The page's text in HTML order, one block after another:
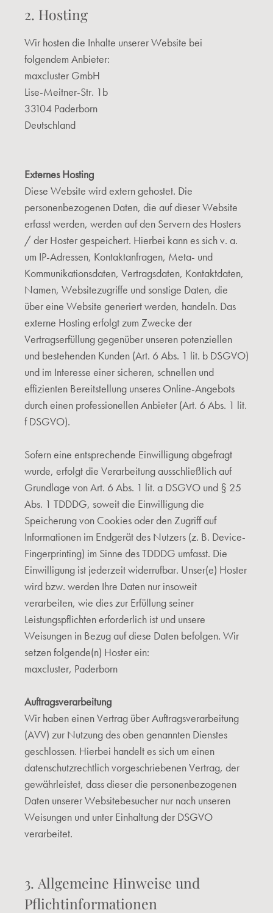
2. Hosting
Wir hosten die Inhalte unserer Website bei
folgendem Anbieter:
maxcluster GmbH
Lise-Meitner-Str. 1b
33104 Paderborn
Deutschland
Externes Hosting
Diese Website wird extern gehostet. Die
personenbezogenen Daten, die auf dieser Website
erfasst werden, werden auf den Servern des Hosters
/ der Hoster gespeichert. Hierbei kann es sich v. a.
um IP-Adressen, Kontaktanfragen, Meta- und
Kommunikationsdaten, Vertragsdaten, Kontaktdaten,
Namen, Websitezugriffe und sonstige Daten, die
über eine Website generiert werden, handeln. Das
externe Hosting erfolgt zum Zwecke der
Vertragserfüllung gegenüber unseren potenziellen
und bestehenden Kunden (Art. 6 Abs. 1 lit. b DSGVO)
und im Interesse einer sicheren, schnellen und
effizienten Bereitstellung unseres Online-Angebots
durch einen professionellen Anbieter (Art. 6 Abs. 1 lit.
f DSGVO).
Sofern eine entsprechende Einwilligung abgefragt
wurde, erfolgt die Verarbeitung ausschließlich auf
Grundlage von Art. 6 Abs. 1 lit. a DSGVO und § 25
Abs. 1 TDDDG, soweit die Einwilligung die
Speicherung von Cookies oder den Zugriff auf
Informationen im Endgerät des Nutzers (z. B. Device-
Fingerprinting) im Sinne des TDDDG umfasst. Die
Einwilligung ist jederzeit widerrufbar. Unser(e) Hoster
wird bzw. werden Ihre Daten nur insoweit
verarbeiten, wie dies zur Erfüllung seiner
Leistungspflichten erforderlich ist und unsere
Weisungen in Bezug auf diese Daten befolgen. Wir
setzen folgende(n) Hoster ein:
maxcluster, Paderborn
Auftragsverarbeitung
Wir haben einen Vertrag über Auftragsverarbeitung
(AVV) zur Nutzung des oben genannten Dienstes
geschlossen. Hierbei handelt es sich um einen
datenschutzrechtlich vorgeschriebenen Vertrag, der
gewährleistet, dass dieser die personenbezogenen
Daten unserer Websitebesucher nur nach unseren
Weisungen und unter Einhaltung der DSGVO
verarbeitet.
3. Allgemeine Hinweise und
Pflichtinformationen